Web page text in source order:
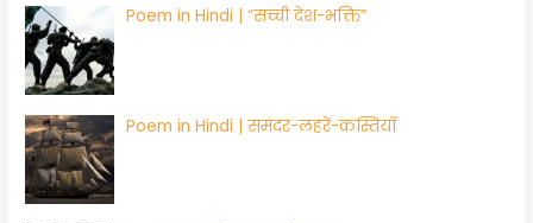
Poem in Hindi | “सच्ची देश-भक्ति”
​Poem in Hindi | समंदर-लहरें-कस्तियाँ